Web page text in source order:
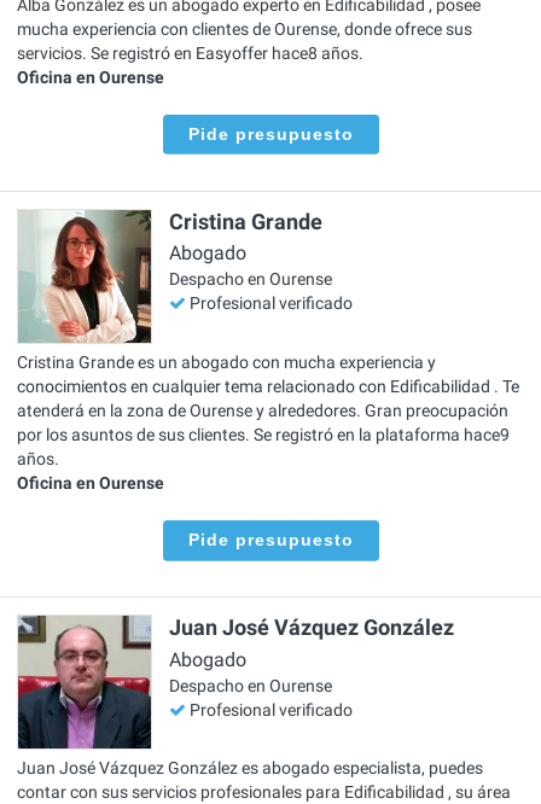
Alba González es un abogado experto en Edificabilidad , posee
mucha experiencia con clientes de Ourense, donde ofrece sus
servicios. Se registró en Easyoffer hace8 años.
Oficina en Ourense
Pide presupuesto
Cristina Grande
Abogado
Despacho en Ourense
Profesional verificado
Cristina Grande es un abogado con mucha experiencia y
conocimientos en cualquier tema relacionado con Edificabilidad . Te
atenderá en la zona de Ourense y alrededores. Gran preocupación
por los asuntos de sus clientes. Se registró en la plataforma hace9
años.
Oficina en Ourense
Pide presupuesto
Juan José Vázquez González
Abogado
Despacho en Ourense
Profesional verificado
Juan José Vázquez González es abogado especialista, puedes
contar con sus servicios profesionales para Edificabilidad , su área